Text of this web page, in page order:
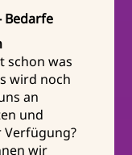
Bedarfe
schon was
wird noch
an
und
wir